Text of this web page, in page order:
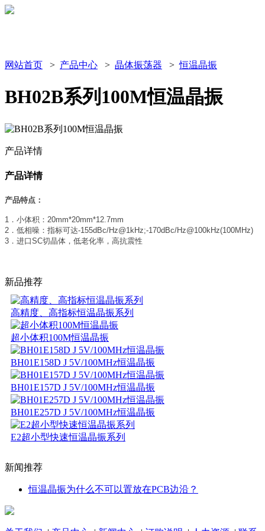
网站首页 > 产品中心 > 晶体振荡器 >恒温晶振
BH02B系列100M恒温晶振
产品详情
产品详情
产品特点：
1．小体积：20mm*20mm*12.7mm
2．低相噪：指标可达-155dBc/Hz@1kHz;-170dBc/Hz@100kHz(100MHz)
3．进口SC切晶体，低老化率，高抗震性
新品推荐
高精度、高指标恒温晶振系列
超小体积100M恒温晶振
BH01E158D J 5V/100MHz恒温晶振
BH01E157D J 5V/100MHz恒温晶振
BH01E257D J 5V/100MHz恒温晶振
E2超小型快速恒温晶振系列
新闻推荐
恒温晶振为什么不可以置放在PCB边沿？